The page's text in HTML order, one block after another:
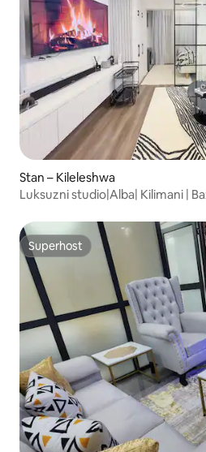
Stan – Kileleshwa
Luksuzni studio|Alba| Kilimani |
Superhost
Superhost